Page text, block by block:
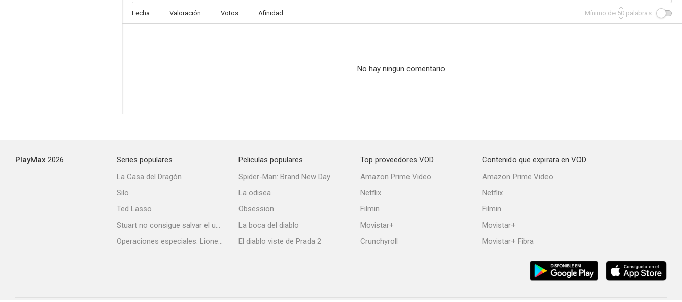
Fecha Valoración Votos Afinidad Mínimo de 50 palabras
No hay ningun comentario.
PlayMax 2026
Series populares
La Casa del Dragón
Silo
Ted Lasso
Stuart no consigue salvar el universo
Operaciones especiales: Lioness
Peliculas populares
Spider-Man: Brand New Day
La odisea
Obsession
La boca del diablo
El diablo viste de Prada 2
Top proveedores VOD
Amazon Prime Video
Netflix
Filmin
Movistar+
Crunchyroll
Contenido que expirara en VOD
Amazon Prime Video
Netflix
Filmin
Movistar+
Movistar+ Fibra